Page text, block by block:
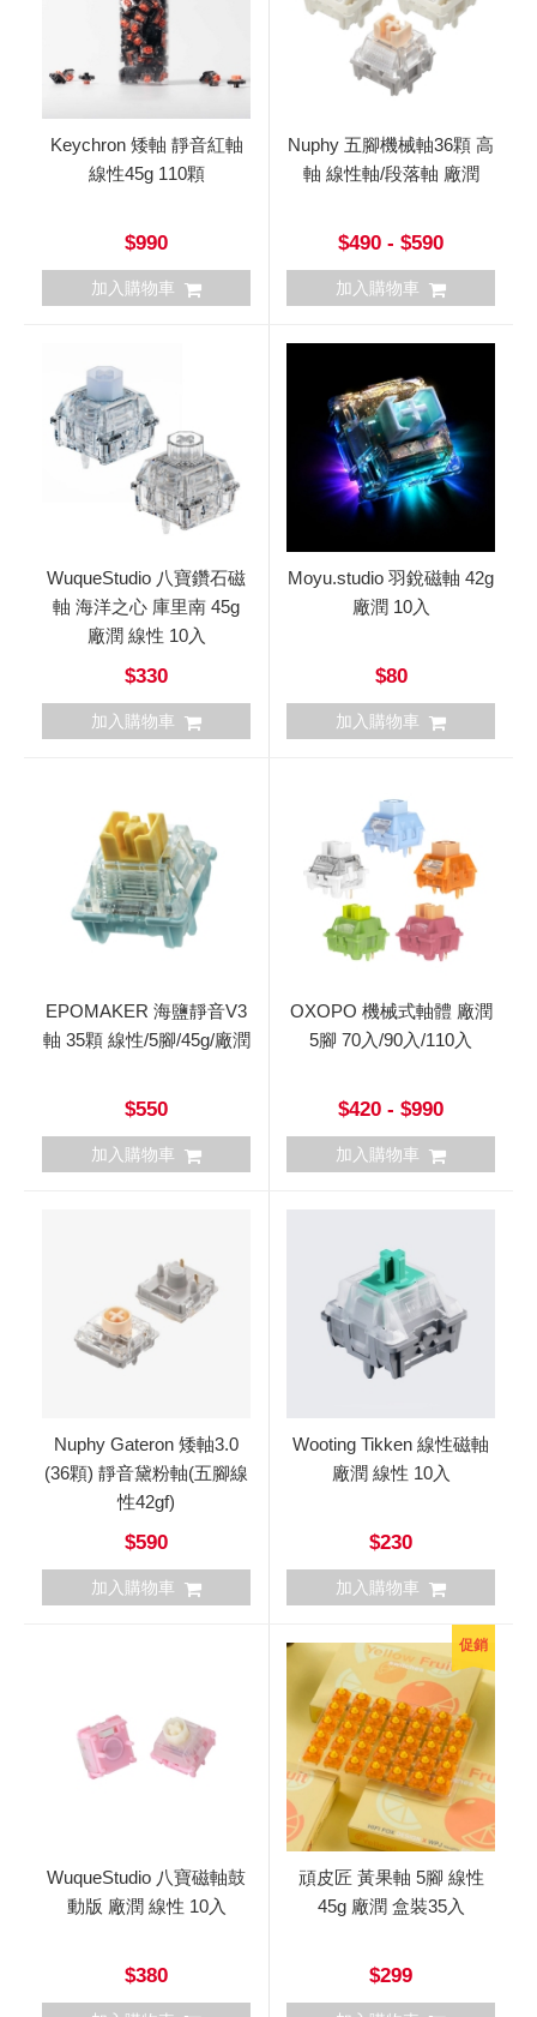
Keychron 矮軸 靜音紅軸
線性45g 110顆
$990
加入購物車
Nuphy 五腳機械軸36顆 高
軸 線性軸/段落軸 廠潤
$490 - $590
加入購物車
WuqueStudio 八寶鑽石磁
軸 海洋之心 庫里南 45g
廠潤 線性 10入
$330
加入購物車
Moyu.studio 羽銳磁軸 42g
廠潤 10入
$80
加入購物車
EPOMAKER 海鹽靜音V3
軸 35顆 線性/5腳/45g/廠潤
$550
加入購物車
OXOPO 機械式軸體 廠潤
5腳 70入/90入/110入
$420 - $990
加入購物車
Nuphy Gateron 矮軸3.0
(36顆) 靜音黛粉軸(五腳線
性42gf)
$590
加入購物車
Wooting Tikken 線性磁軸
廠潤 線性 10入
$230
加入購物車
WuqueStudio 八寶磁軸鼓
動版 廠潤 線性 10入
$380
促銷
頑皮匠 黃果軸 5腳 線性
45g 廠潤 盒裝35入
$299